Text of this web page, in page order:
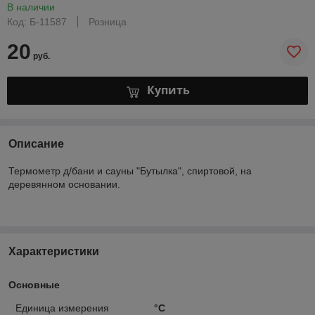
В наличии
Код: Б-11587
Розница
20 руб.
Купить
Описание
Термометр д/бани и сауны "Бутылка", спиртовой, на
деревянном основании.
Характеристики
Основные
Единица измерения
°С